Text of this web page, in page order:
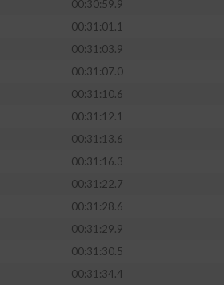
00:30:59.9
00:31:01.1
00:31:03.9
00:31:07.0
00:31:10.6
00:31:12.1
00:31:13.6
00:31:16.3
00:31:22.7
00:31:28.6
00:31:29.9
00:31:30.5
00:31:34.4